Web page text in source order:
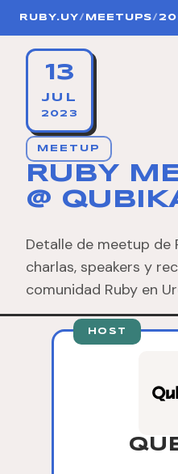
RUBY.UY/ MEETUPS/
13
JUL
2023
MEETUP
RUBY
@
Detalle de meetup de
charlas, speakers y
comunidad Ruby en
HOST